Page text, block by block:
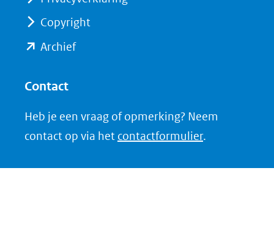
website)
Copyright
Archief(opent
(verwijst
naar
Contact
Heb je een vraag of opmerking? Neem
contact op via het contactformulier.